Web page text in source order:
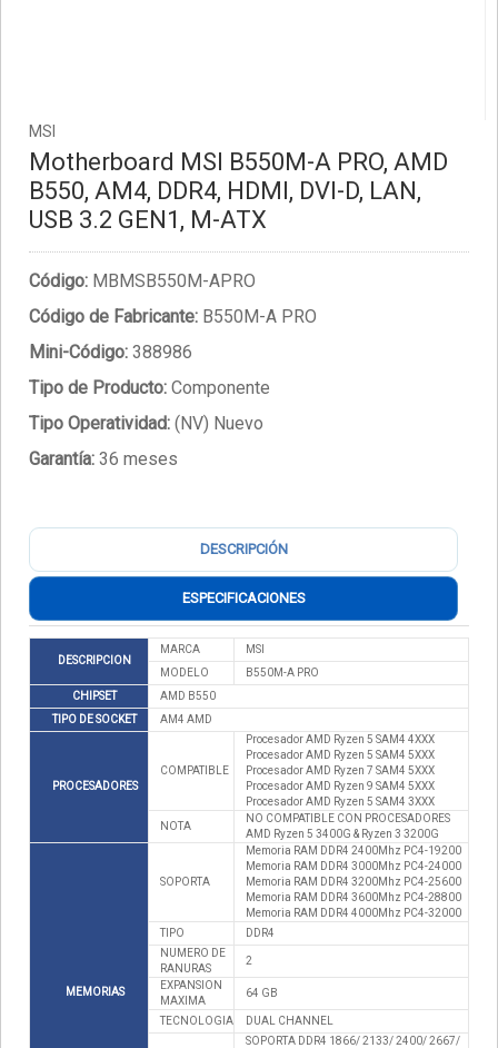
MSI
Motherboard MSI B550M-A PRO, AMD
B550, AM4, DDR4, HDMI, DVI-D, LAN,
USB 3.2 GEN1, M-ATX
Código: MBMSB550M-APRO
Código de Fabricante: B550M-A PRO
Mini-Código: 388986
Tipo de Producto: Componente
Tipo Operatividad: (NV) Nuevo
Garantía: 36 meses
DESCRIPCIÓN
ESPECIFICACIONES
DESCRIPCION
MARCA
MSI
MODELO
B550M-A PRO
CHIPSET
AMD B550
TIPO DE SOCKET
AM4 AMD
PROCESADORES
COMPATIBLE
Procesador AMD Ryzen 5 SAM4 4XXX
Procesador AMD Ryzen 5 SAM4 5XXX
Procesador AMD Ryzen 7 SAM4 5XXX
Procesador AMD Ryzen 9 SAM4 5XXX
Procesador AMD Ryzen 5 SAM4 3XXX
NOTA
NO COMPATIBLE CON PROCESADORES
AMD Ryzen 5 3400G & Ryzen 3 3200G
MEMORIAS
SOPORTA
Memoria RAM DDR4 2400Mhz PC4-19200
Memoria RAM DDR4 3000Mhz PC4-24000
Memoria RAM DDR4 3200Mhz PC4-25600
Memoria RAM DDR4 3600Mhz PC4-28800
Memoria RAM DDR4 4000Mhz PC4-32000
TIPO
DDR4
NUMERO DE
RANURAS
2
EXPANSION
MAXIMA
64 GB
TECNOLOGIA DUAL CHANNEL
SOPORTA DDR4 1866/ 2133/ 2400/ 2667/